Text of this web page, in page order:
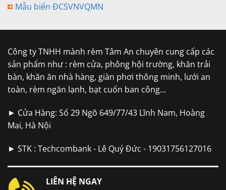
Mẫu biển ĐCSVNVQMN
Công ty TNHH mành rèm Tâm An chuyên cung cấp các
sản phẩm như : rèm cửa, phông hội trường, khăn trải
bàn, khăn ăn nhà hàng, giàn phơi thông minh, lưới an
toàn, rèm ngăn lạnh, bạt cuốn ban công...
► Cửa Hàng: Số 29 Ngõ 649/77/43 Lĩnh Nam, Hoàng
Mai, Hà Nội
► STK : Techcombank - Lê Quý Đức - 19031756127016
LIÊN HỆ NGAY